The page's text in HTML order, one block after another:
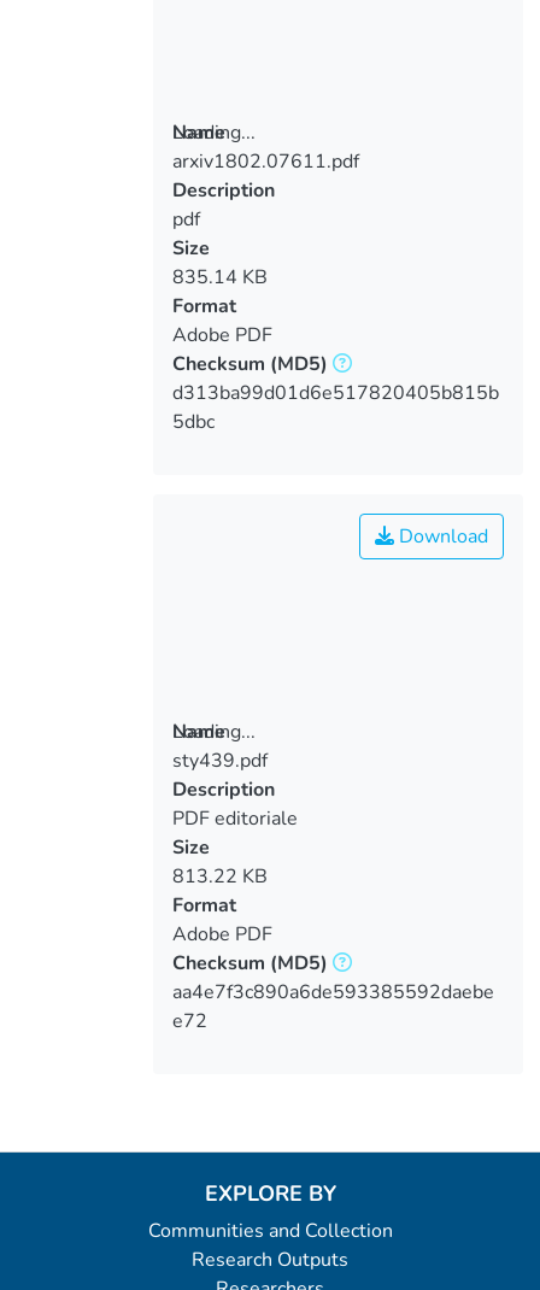
Loading...
Loading...
Name
arxiv1802.07611.pdf
Description
pdf
Size
835.14 KB
Format
Adobe PDF
Checksum (MD5)
d313ba99d01d6e517820405b815b
5dbc
Loading...
Loading...
Download
Name
sty439.pdf
Description
PDF editoriale
Size
813.22 KB
Format
Adobe PDF
Checksum (MD5)
aa4e7f3c890a6de593385592daebe
e72
EXPLORE BY
Communities and Collection
Research Outputs